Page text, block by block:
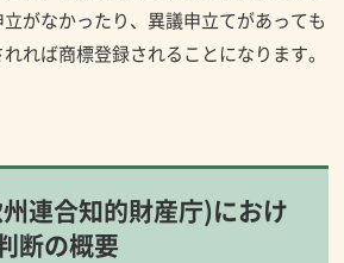
がなかったり、異議申立てがあっても
れば商標登録されることになります。
連合知的財産庁)におけ
断の概要